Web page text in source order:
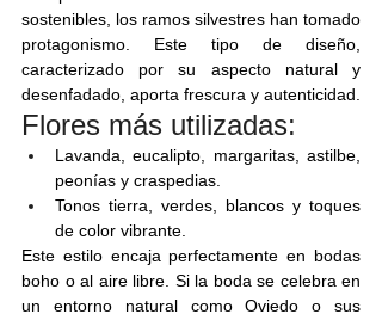
sostenibles, los ramos silvestres han tomado
protagonismo. Este tipo de diseño,
caracterizado por su aspecto natural y
desenfadado, aporta frescura y autenticidad.
Flores más utilizadas:
Lavanda, eucalipto, margaritas, astilbe,
peonías y craspedias.
Tonos tierra, verdes, blancos y toques
de color vibrante.
Este estilo encaja perfectamente en bodas
boho o al aire libre. Si la boda se celebra en
un entorno natural como Oviedo o sus